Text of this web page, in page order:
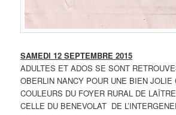
SAMEDI 12 SEPTEMBRE 2015
ADULTES ET ADOS SE SONT
OBERLIN NANCY POUR UNE BIEN
COULEURS DU FOYER RURAL DE
CELLE DU BENEVOLAT DE